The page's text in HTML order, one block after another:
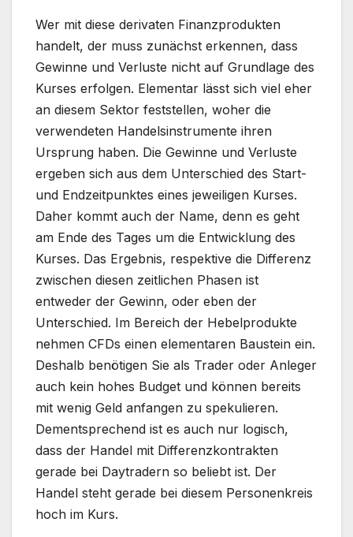
Wer mit diese derivaten Finanzprodukten
handelt, der muss zunächst erkennen, dass
Gewinne und Verluste nicht auf Grundlage des
Kurses erfolgen. Elementar lässt sich viel eher
an diesem Sektor feststellen, woher die
verwendeten Handelsinstrumente ihren
Ursprung haben. Die Gewinne und Verluste
ergeben sich aus dem Unterschied des Start-
und Endzeitpunktes eines jeweiligen Kurses.
Daher kommt auch der Name, denn es geht
am Ende des Tages um die Entwicklung des
Kurses. Das Ergebnis, respektive die Differenz
zwischen diesen zeitlichen Phasen ist
entweder der Gewinn, oder eben der
Unterschied. Im Bereich der Hebelprodukte
nehmen CFDs einen elementaren Baustein ein.
Deshalb benötigen Sie als Trader oder Anleger
auch kein hohes Budget und können bereits
mit wenig Geld anfangen zu spekulieren.
Dementsprechend ist es auch nur logisch,
dass der Handel mit Differenzkontrakten
gerade bei Daytradern so beliebt ist. Der
Handel steht gerade bei diesem Personenkreis
hoch im Kurs.